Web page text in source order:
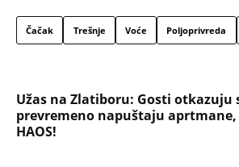
Čačak Trešnje Voće Poljoprivreda
Užas na Zlatiboru: Gosti otkazuju
prevremeno napuštaju
HAOS!